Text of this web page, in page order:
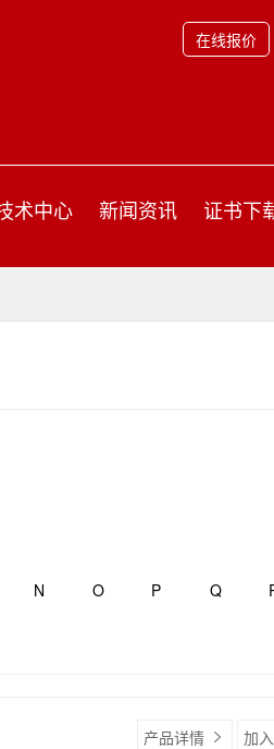
在线报价
术中心 新闻资讯 证书下
N O P Q
产品详情 加